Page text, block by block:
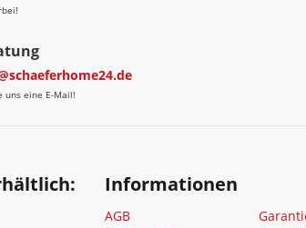
uns eine E-Mail!
Informationen
AGB